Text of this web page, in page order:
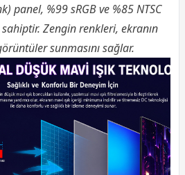
panel, %99 sRGB ve %85 NTSC
Zengin renkleri, ekranın
sunmasını sağlar.